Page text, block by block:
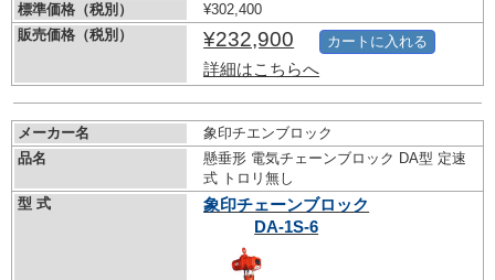
標準価格（税別）
¥302,400
販売価格（税別）
¥232,900
詳細はこちらへ
カートに入れる
メーカー名
象印チエンブロック
品名
懸垂形 電気チェーンブロック DA型 定速
式 トロリ無し
型 式
象印チェーンブロック
DA-1S-6